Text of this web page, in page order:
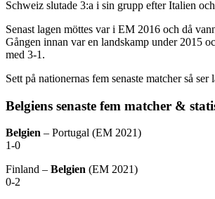
Schweiz slutade 3:a i sin grupp efter Italien
Senast lagen möttes var i EM 2016 och då
Gången innan var en landskamp under 2015
med 3-1.
Sett på nationernas fem senaste matcher så ser
Belgiens senaste fem matcher &
Belgien – Portugal (EM 2021)
1-0
Finland – Belgien (EM 2021)
0-2